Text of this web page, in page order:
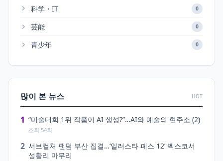
科学・IT 0
芸能 0
青少年 0
많이 본 뉴스 HOT
1 “미술대회 1위 작품이 AI 생성?”…AI와 예술의 현주소 (2)
조회 54회
2 서브컬처 팬덤 부산 집결…‘일러스타 페스 12’ 벡스코서
성황리 마무리